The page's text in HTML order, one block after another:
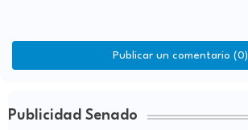
Publicar un comentario (0)
Publicidad Senado